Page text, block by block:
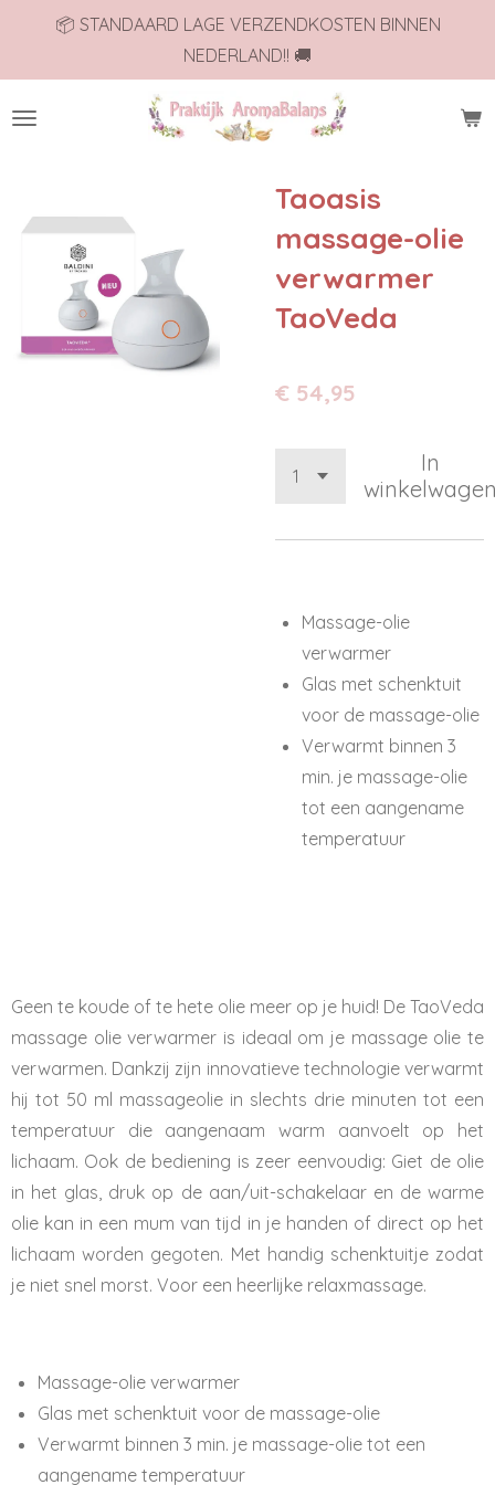
de
📦 STANDAARD LAGE VERZENDKOSTEN BINNEN
NEDERLAND!! 🚚
Taoasis
massage-olie
verwarmer
TaoVeda
€ 54,95
In
Massage-olie
verwarmer
Glas met schenktuit
voor de massage-olie
Verwarmt binnen 3
min. je massage-olie
tot een aangename
temperatuur
Geen te koude of te hete olie meer op je huid! De TaoVeda
massage olie verwarmer is ideaal om je massage olie te
verwarmen. Dankzij zijn innovatieve technologie verwarmt
hij tot 50 ml massageolie in slechts drie minuten tot een
temperatuur die aangenaam warm aanvoelt op het
lichaam. Ook de bediening is zeer eenvoudig: Giet de olie
in het glas, druk op de aan/uit-schakelaar en de warme
olie kan in een mum van tijd in je handen of direct op het
lichaam worden gegoten. Met handig schenktuitje zodat
je niet snel morst. Voor een heerlijke relaxmassage.
Massage-olie verwarmer
Glas met schenktuit voor de massage-olie
Verwarmt binnen 3 min. je massage-olie tot een
aangename temperatuur